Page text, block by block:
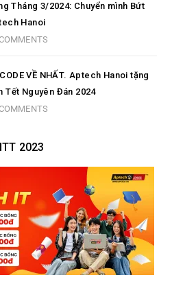
Tháng 3/2024: Chuyển mình Bứt
Hanoi
VỀ NHẤT. Aptech Hanoi tặng
Tết Nguyên Đán 2024
2023